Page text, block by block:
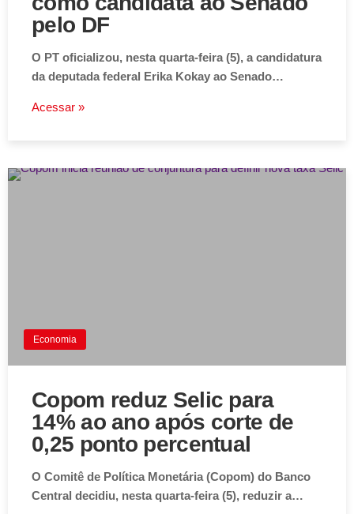
pelo DF
O PT oficializou, nesta quarta-feira (5), a candidatura
da deputada federal Erika Kokay ao Senado…
Acessar »
Economia
Copom reduz Selic para
14% ao ano após corte de
0,25 ponto percentual
O Comitê de Política Monetária (Copom) do Banco
Central decidiu, nesta quarta-feira (5), reduzir a…